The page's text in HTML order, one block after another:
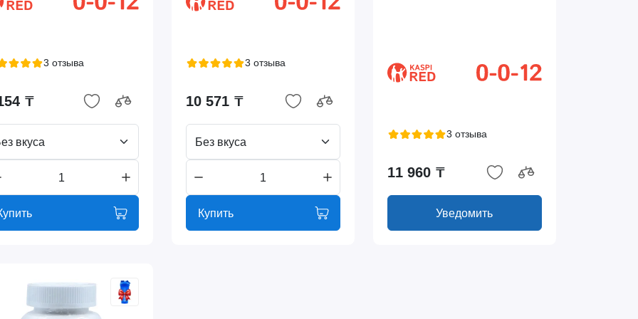
3 отзыва
₸
вкуса
3 отзыва
10 571 ₸
Без вкуса
Купить
3 отзыва
11 960 ₸
Уведомить